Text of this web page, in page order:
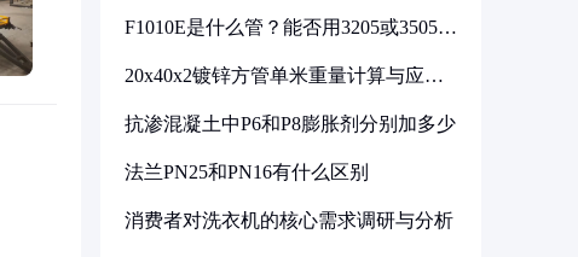
F1010E是什么管？能否用3205或3505代
20x40x2镀锌方管单米重量计算与应用
抗渗混凝土中P6和P8膨胀剂分别加多少
法兰PN25和PN16有什么区别
消费者对洗衣机的核心需求调研与分析